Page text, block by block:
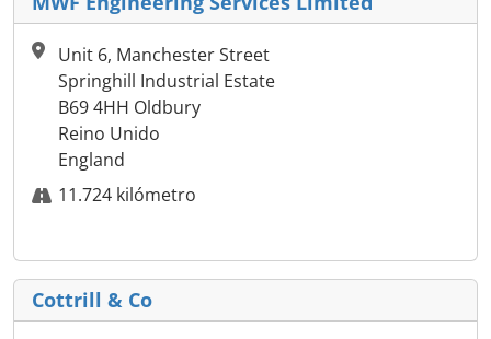
Unit 6, Manchester Street
Springhill Industrial Estate
B69 4HH Oldbury
Reino Unido
England
11.724 kilómetro
Cottrill & Co